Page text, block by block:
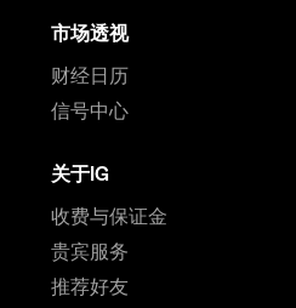
市场透视
财经日历
信号中心
关于IG
收费与保证金
贵宾服务
推荐好友